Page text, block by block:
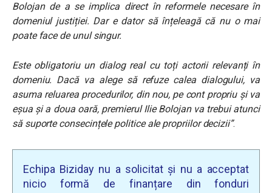
Bolojan de a se implica direct în reformele necesare în
domeniul justiției. Dar e dator să înțeleagă că nu o mai
poate face de unul singur.
Este obligatoriu un dialog real cu toți actorii relevanți în
domeniu. Dacă va alege să refuze calea dialogului, va
asuma reluarea procedurilor, din nou, pe cont propriu și va
eșua și a doua oară, premierul Ilie Bolojan va trebui atunci
să suporte consecințele politice ale propriilor decizii”.
Echipa Biziday nu a solicitat și nu a acceptat
nicio formă de finanțare din fonduri